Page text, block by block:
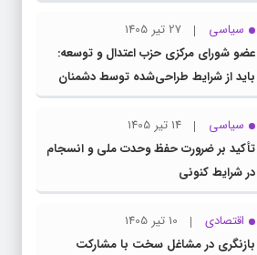
سیاسی
27 تیر 1405
عضو شورای مرکزی حزب اعتدال و توسعه:
باید از شرایط طراحی‌شده توسط دشمنان
عبور کنیم
سیاسی
14 تیر 1405
تأکید بر ضرورت حفظ وحدت ملی و انسجام
در شرایط کنونی
اقتصادی
10 تیر 1405
بازنگری در مشاغل سخت با مشارکت